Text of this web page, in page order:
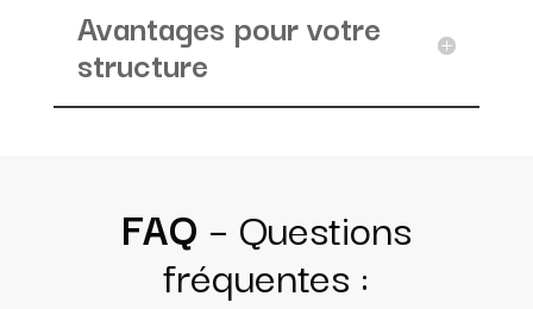
Avantages pour votre
structure
FAQ – Questions
fréquentes :